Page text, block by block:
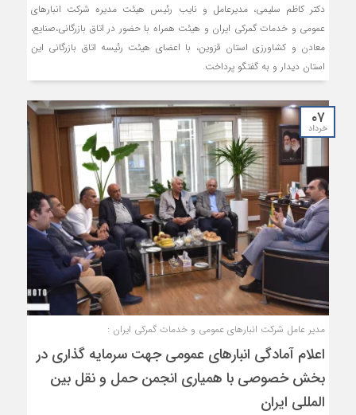
دکتر کاظم سلیمی، مدیرعامل و نایب رئیس هیئت مدیره شرکت انبارهای
عمومی و خدمات گمرکی ایران و هیئت همراه با حضور در اتاق بازرگانی،صنایع،
معادن و کشاورزی استان قزوین، با اعضای هیئت رئیسه اتاق بازرگانی این
استان دیدار و به گفتگو پرداخت.
۰۷
خرداد
مدیر عامل شرکت انبارهای عمومی و خدمات گمرکی ایران :
اعلام آمادگی انبارهای عمومی جهت سرمایه گذاری در
بخش خصوصی با همیاری انجمن حمل و نقل بین
المللی ایران